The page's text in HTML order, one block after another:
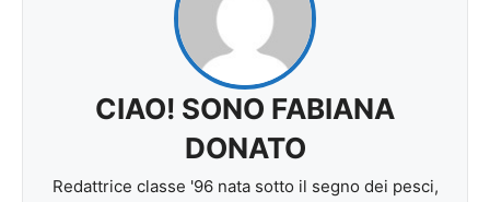
CIAO! SONO FABIANA
DONATO
Redattrice classe '96 nata sotto il segno dei pesci,